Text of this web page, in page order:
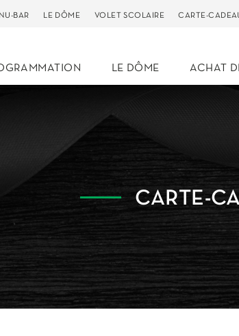
BAR LE DÔME VOLET SCOLAIRE CARTE-
LE DÔME ACHAT
CARTE-